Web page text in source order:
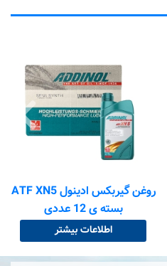
روغن گیربکس ادینول ATF XN5
بسته ی 12 عددی
اطلاعات بیشتر